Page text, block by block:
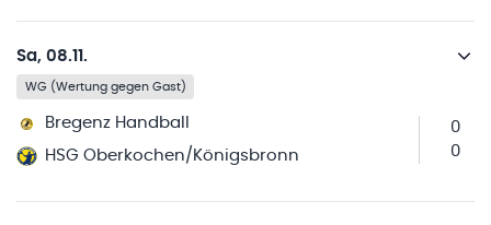
Sa, 08.11.
WG (Wertung gegen Gast)
Bregenz Handball
HSG Oberkochen/Königsbronn
0
0